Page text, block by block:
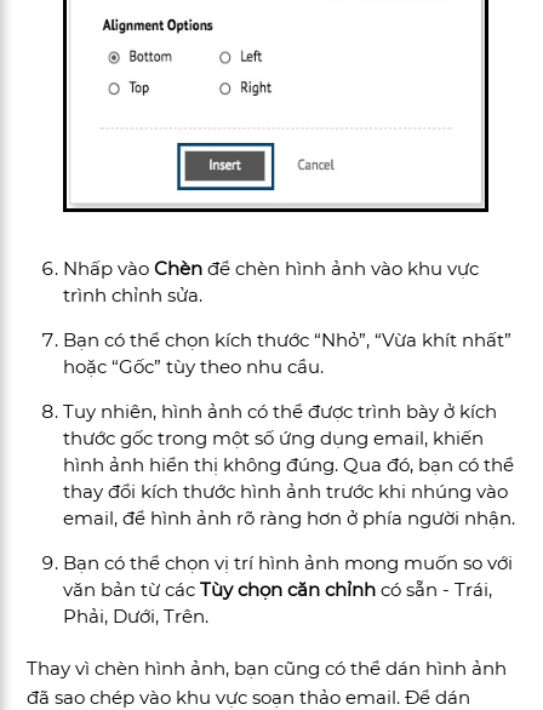
Nhấp vàoChèn để chèn hình ảnh vào khu vực
trình chỉnh sửa.
Bạn có thể chọn kích thước “Nhỏ”, “Vừa khít nhất”
hoặc “Gốc” tùy theo nhu cầu.
Tuy nhiên, hình ảnh có thể được trình bày ở kích
thước gốc trong một số ứng dụng email, khiến
hình ảnh hiển thị không đúng. Qua đó, bạn có thể
thay đổi kích thước hình ảnh trước khi nhúng vào
email, để hình ảnh rõ ràng hơn ở phía người nhận.
Bạn có thể chọn vị trí hình ảnh mong muốn so với
văn bản từ cácTùy chọn căn chỉnh có sẵn - Trái,
Phải, Dưới, Trên.
Thay vì chèn hình ảnh, bạn cũng có thể dán hình ảnh
đã sao chép vào khu vực soạn thảo email. Để dán